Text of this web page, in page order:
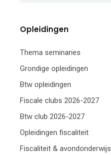
Opleidingen
Thema seminaries
Grondige opleidingen
Btw opleidingen
Fiscale clubs 2026-2027
Btw club 2026-2027
Opleidingen fiscaliteit
Fiscaliteit & avondonderwijs